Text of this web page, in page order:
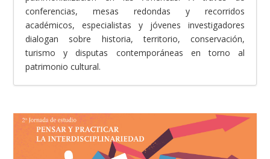
conferencias, mesas redondas y recorridos
académicos, especialistas y jóvenes investigadores
dialogan sobre historia, territorio, conservación,
turismo y disputas contemporáneas en torno al
patrimonio cultural.